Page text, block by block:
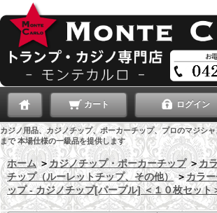
カート ログイン
カジノ用品、カジノチップ、ポーカーチップ、プロのマジシ
まで 本場仕様の一級品を提供します
ホーム ＞ カジノチップ・ポーカーチップ ＞カ
チップ（ルーレットチップ、その他） ＞カラ
ップ - カジノチップ[パープル] ＜１０枚セット